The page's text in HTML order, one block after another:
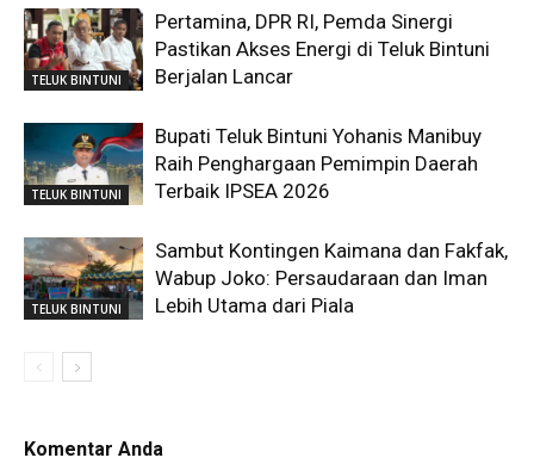
TELUK BINTUNI
Pertamina, DPR RI, Pemda Sinergi
Pastikan Akses Energi di Teluk Bintuni
Berjalan Lancar
TELUK BINTUNI
Bupati Teluk Bintuni Yohanis Manibuy
Raih Penghargaan Pemimpin Daerah
Terbaik IPSEA 2026
TELUK BINTUNI
Sambut Kontingen Kaimana dan Fakfak,
Wabup Joko: Persaudaraan dan Iman
Lebih Utama dari Piala
Komentar Anda